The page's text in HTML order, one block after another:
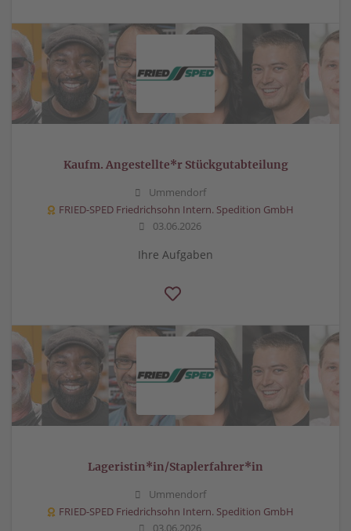
Kaufm. Angestellte*r Stückgutabteilung
Ummendorf
FRIED-SPED Friedrichsohn Intern. Spedition GmbH
03.06.2026
Ihre Aufgaben
Lageristin*in/Staplerfahrer*in
Ummendorf
FRIED-SPED Friedrichsohn Intern. Spedition GmbH
03.06.2026